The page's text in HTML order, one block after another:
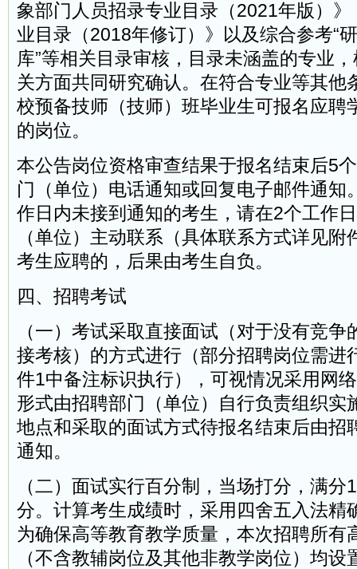
象部门人员招录专业目录（2021年版）
业目录（2018年修订）》以及综合参考“
库”等相关目录审核，目录未涵盖的专业
关方面共同研究确认。在符合专业等其他
校预备技师（技师）班毕业生可报名应聘
的岗位。
本公告岗位资格审查结果于报名结束后5
门（单位）电话通知或回复电子邮件通知
作日内未接到通知的考生，请在2个工作
（单位）主动联系（具体联系方式详见附
考生应聘的，后果由考生自负。
四、招聘考试
（一）考试采取直接面试（对于没有竞
接考核）的方式进行（部分招聘岗位需进
件1中备注标识执行），可视情况采用网
形式由招聘部门（单位）自行负责组织实
地点和采取的面试方式待报名结束后由招
通知。
（二）面试实行百分制，当场打分，满
分。计算考生成绩时，采用四舍五入法精
为确保高等教育教学质量，本次招聘所有
（不含教辅岗位及其他非教学岗位）均